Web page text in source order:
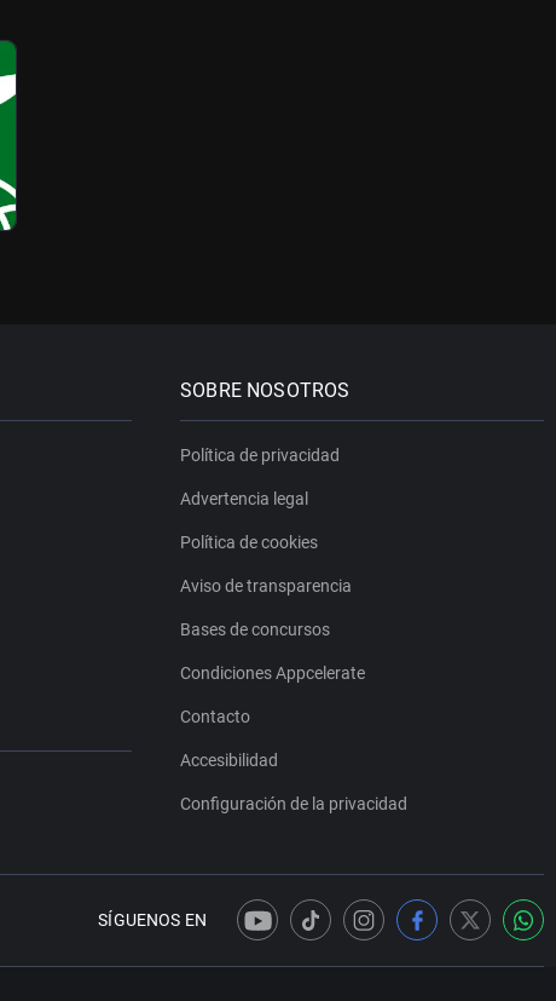
SOBRE NOSOTROS
Política de privacidad
Advertencia legal
Política de cookies
Aviso de transparencia
Bases de concursos
Condiciones Appcelerate
Contacto
Accesibilidad
Configuración de la privacidad
SÍGUENOS EN